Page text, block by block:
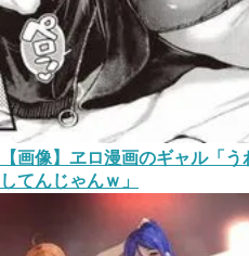
【画像】ヱロ漫画のギャル「
してんじゃんｗ」